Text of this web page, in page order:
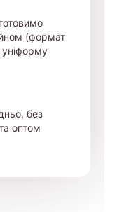
(формат
без
оптом